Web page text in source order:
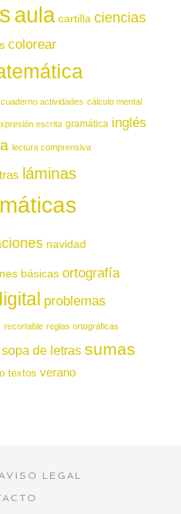
aula cartilla ciencias
colorear
cuaderno actividades cálculo mental
escrita gramática inglés
lectura comprensiva
láminas
navidad
básicas ortografía
problemas
recortable reglas ortográficas
sopa de letras sumas
textos verano
LEGAL